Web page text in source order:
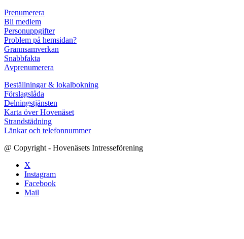
Prenumerera
Bli medlem
Personuppgifter
Problem på hemsidan?
Grannsamverkan
Snabbfakta
Avprenumerera
Beställningar & lokalbokning
Förslagslåda
Delningstjänsten
Karta över Hovenäset
Strandstädning
Länkar och telefonnummer
@ Copyright - Hovenäsets Intresseförening
X
Instagram
Facebook
Mail